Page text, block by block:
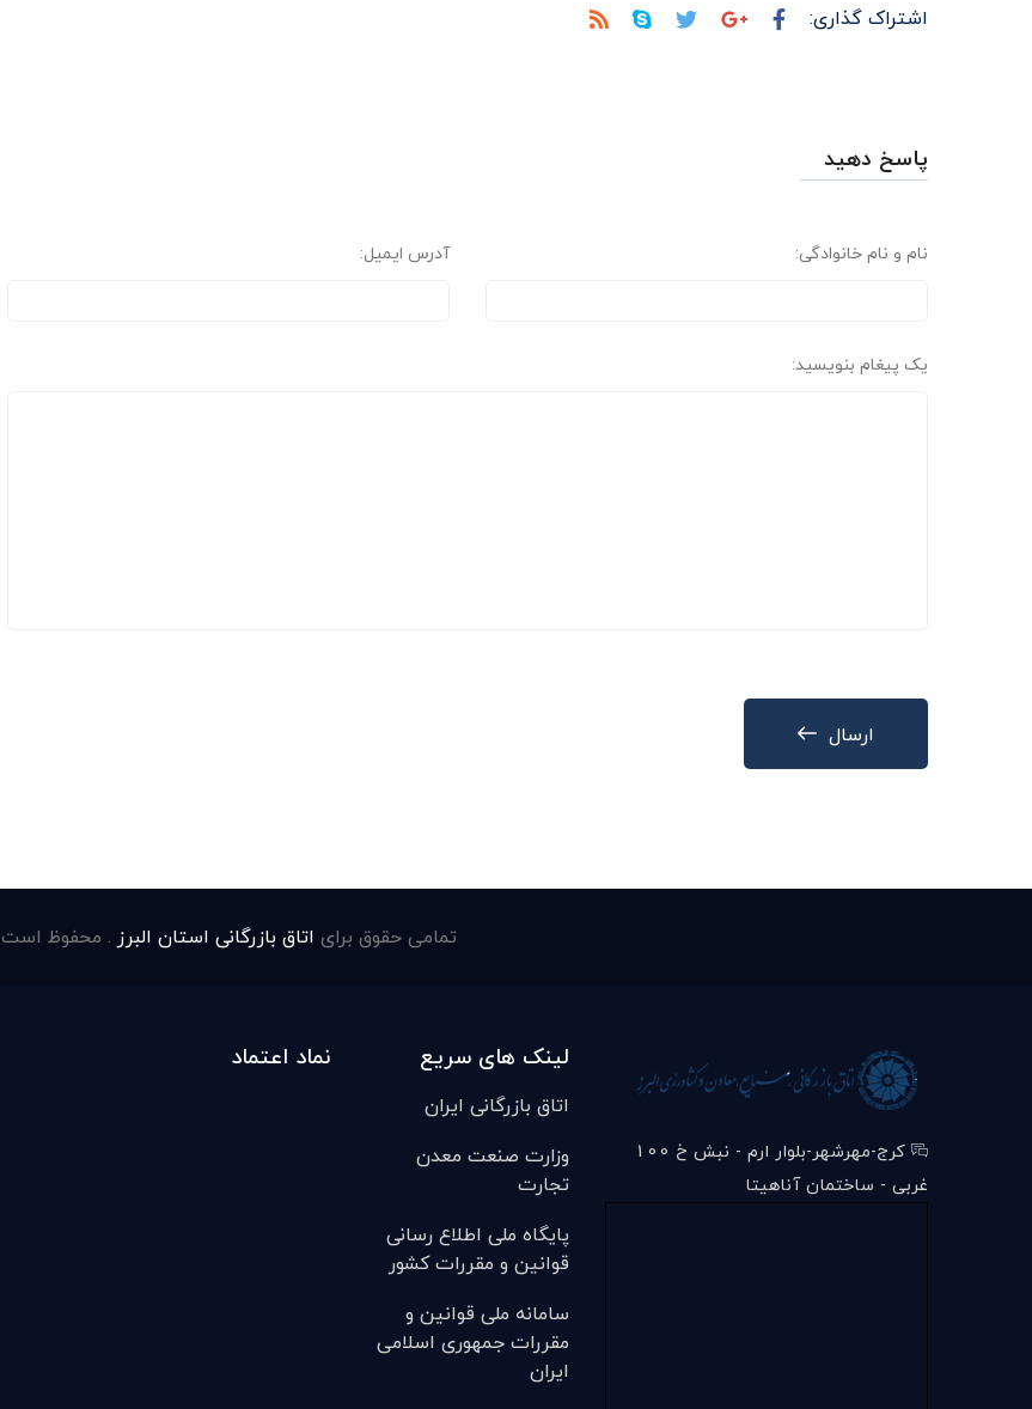
اشتراک گذاری:
پاسخ دهید
نام و نام خانوادگی: آدرس ایمیل:
یک پیغام بنویسید:
ارسال
تمامی حقوق برای اتاق بازرگانی استان البرز . محفوظ است
کرج-مهرشهر-بلوار ارم - نبش خ 100
غربی - ساختمان آناهیتا
لینک های سریع
اتاق بازرگانی ایران
وزارت صنعت معدن
تجارت
پایگاه ملی اطلاع رسانی
قوانین و مقررات کشور
سامانه ملی قوانين و
مقررات جمهوری اسلامی
ایران
نماد اعتماد